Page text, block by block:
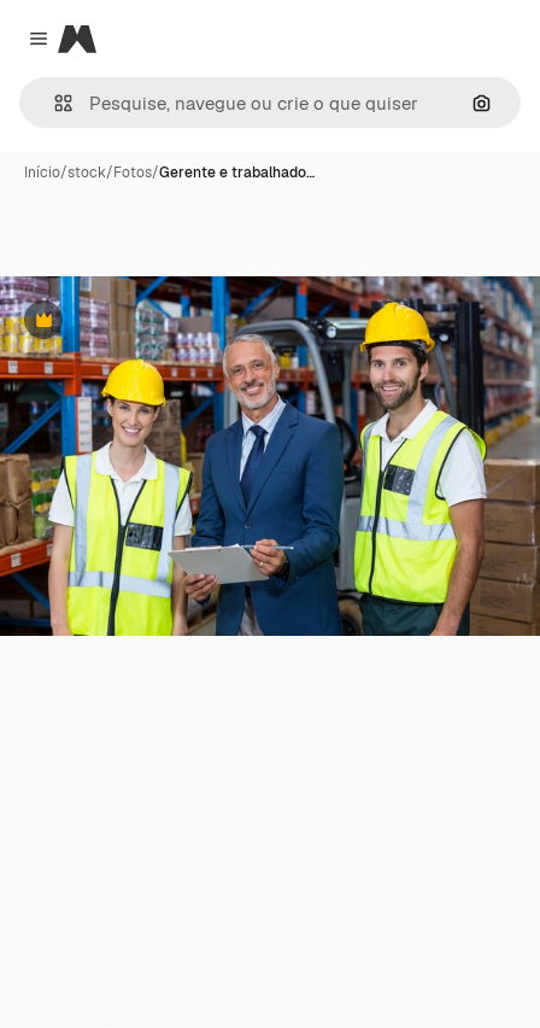
Close menu
Magnific
Início/stock/Fotos/Gerente e trabalhado…
Premium